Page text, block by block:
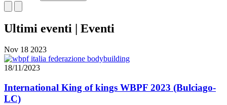
Ultimi eventi | Eventi
Nov 18 2023
18/11/2023
International King of kings WBPF 2023 (Bulciago-
LC)